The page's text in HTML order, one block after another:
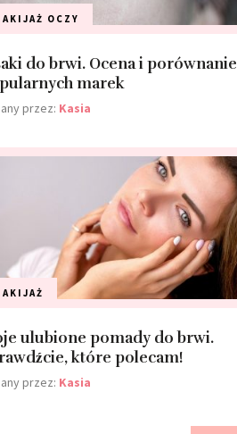
OCZY
do brwi. Ocena i porównanie
marek
przez: Kasia
ulubione pomady do brwi.
które polecam!
przez: Kasia